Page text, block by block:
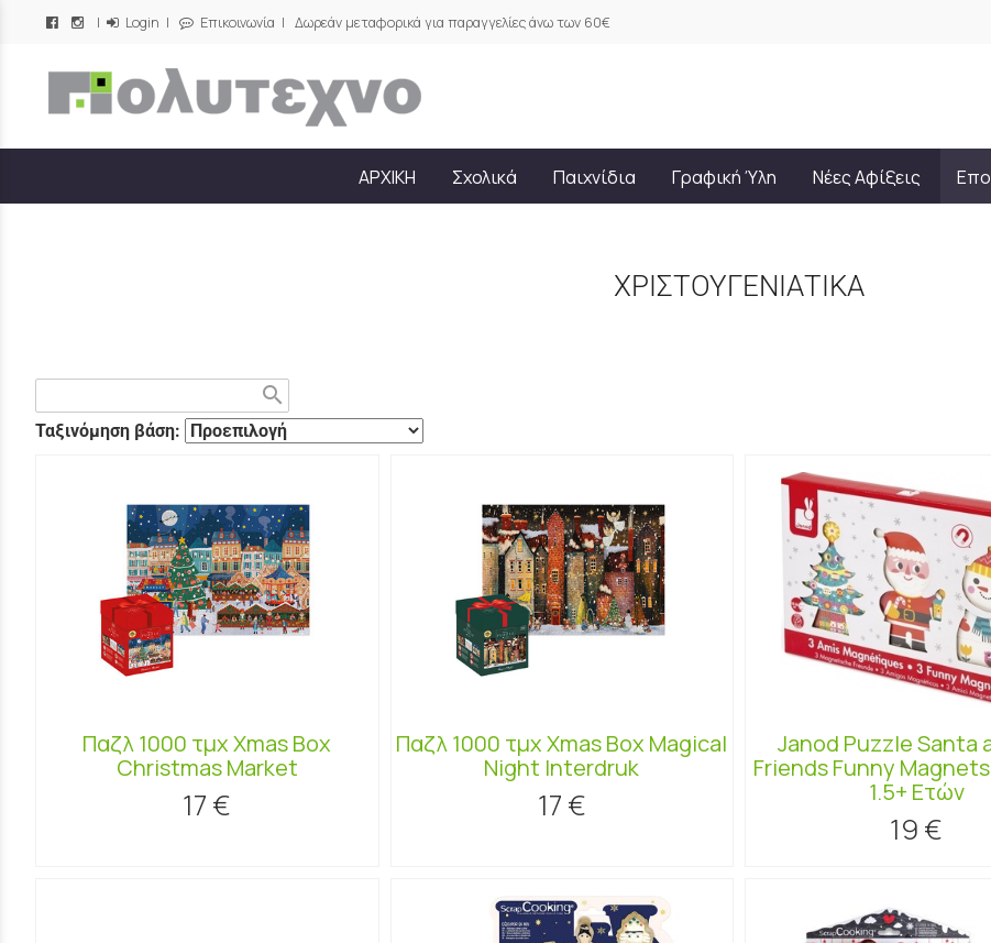
| Login | Επικοινωνία | Δωρεάν μεταφορικά για παραγγελίες άνω των 60€
/
ΑΡΧΙΚΗ Σχολικά Παιχνίδια Γραφική Ύλη Νέες Αφίξεις
ΧΡΙΣΤΟΥΓΕΝΙΑΤΙΚΑ
search
Ταξινόμηση βάση:
Παζλ 1000 τμχ Xmas Box
Christmas Market
17 €
Παζλ 1000 τμχ Xmas Box Magical
Night Interdruk
17 €
Janod Puzzle Santa
Friends Funny Magnets
1.5+ Ετών
19 €